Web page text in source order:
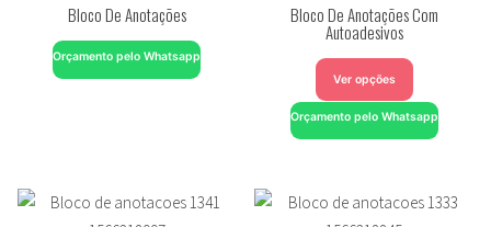
Bloco De Anotações
Orçamento pelo Whatsapp
Bloco De Anotações Com
Autoadesivos
Ver opções
Orçamento pelo Whatsapp